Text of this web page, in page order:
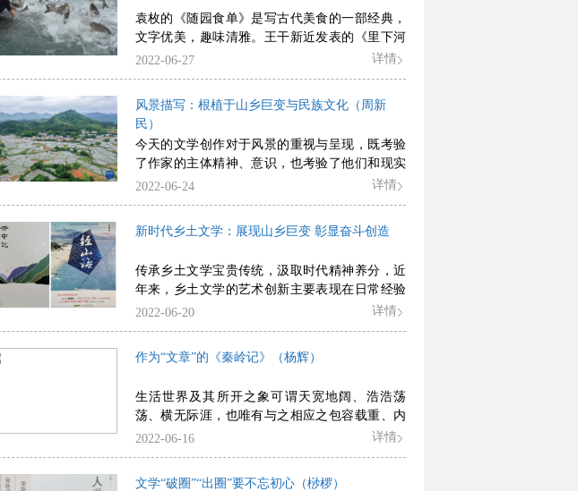
袁枚的《随园食单》是写古代美食的一部经典，
文字优美，趣味清雅。王干新近发表的《里下河
食单》（《人民文学》2022年第6期）是向其致敬
的《里下河食单》外，还有许多其他的相关文
章。比如，他说“点菜是个美学问题”，“喝酒是个
军事问题”等等，都是写与美食有关的生活现象。
而在《里下河食单》中，主要是写某种食物与人
的关系，如米饭饼
2022-06-27 详情
风景描写：根植于山乡巨变与民族文化（周新
民）
今天的文学创作对于风景的重视与呈现，既考验
了作家的主体精神、意识，也考验了他们和现实
之间的关系，同时还是考察他们艺术能力的一个
2022-06-24 详情
新时代乡土文学：展现山乡巨变 彰显奋斗创造
传承乡土文学宝贵传统，汲取时代精神养分，近
年来，乡土文学的艺术创新主要表现在日常经验
美学与宏大史诗美学的融汇再造，以及开放包容
2022-06-20 详情
作为“文章”的《秦岭记》（杨辉）
生活世界及其所开之象可谓天宽地阔、浩浩荡
荡、横无际涯，也唯有与之相应之包容载重、内
涵丰富、莫知涯涘之文章足以表征。当代文学观
2022-06-16 详情
文学“破圈”“出圈”要不忘初心（桫椤）